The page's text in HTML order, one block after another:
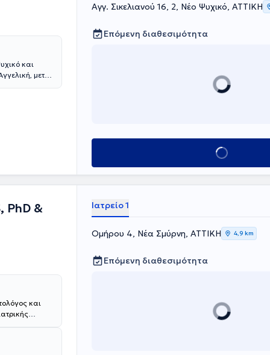
και
μετά
Αγγ. Σικελιανού 16, 2, Νέο Ψυχικό, ΑΤΤΙΚΗ
Επόμενη διαθεσιμότητα
Κλείσε ραντεβού
PhD &
και
έτσι
Ιατρείο 1
Ομήρου 4, Νέα Σμύρνη, ΑΤΤΙΚΗ 4,9 km
Επόμενη διαθεσιμότητα